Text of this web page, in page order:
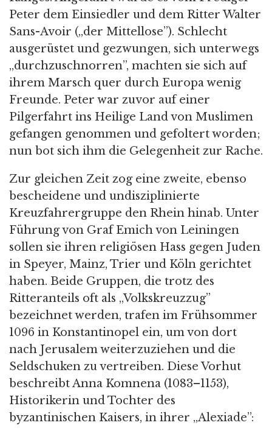
Peter dem Einsiedler und dem Ritter Walter
Sans-Avoir („der Mittellose”). Schlecht
ausgerüstet und gezwungen, sich unterwegs
„durchzuschnorren”, machten sie sich auf
ihrem Marsch quer durch Europa wenig
Freunde. Peter war zuvor auf einer
Pilgerfahrt ins Heilige Land von Muslimen
gefangen genommen und gefoltert worden;
nun bot sich ihm die Gelegenheit zur Rache.
Zur gleichen Zeit zog eine zweite, ebenso
bescheidene und undisziplinierte
Kreuzfahrergruppe den Rhein hinab. Unter
Führung von Graf Emich von Leiningen
sollen sie ihren religiösen Hass gegen Juden
in Speyer, Mainz, Trier und Köln gerichtet
haben. Beide Gruppen, die trotz des
Ritteranteils oft als „Volkskreuzzug”
bezeichnet werden, trafen im Frühsommer
1096 in Konstantinopel ein, um von dort
nach Jerusalem weiterzuziehen und die
Seldschuken zu vertreiben. Diese Vorhut
beschreibt Anna Komnena (1083–1153),
Historikerin und Tochter des
byzantinischen Kaisers, in ihrer „Alexiade”: